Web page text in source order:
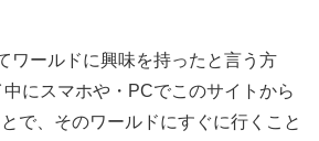
ワールドに興味を持ったと言う方
にスマホや・ PCでこのサイトから
で、そのワールドにすぐに行くこと